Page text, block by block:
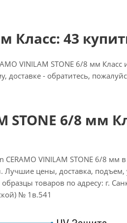
Класс: 43
VINILAM STONE 6/8 мм Класс
- обратитесь,
STONE 6/8 мм
VINILAM STONE 6/8 мм
Лучшие цены, доставка, подъем,
товаров по адресу: г.
№ 1в.541